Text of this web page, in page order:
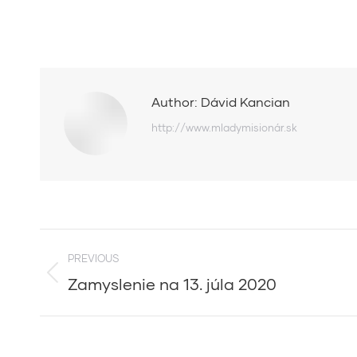
Author: Dávid Kancian
http://www.mladymisionár.sk
navigation
PREVIOUS
Previous
Zamyslenie na 13. júla 2020